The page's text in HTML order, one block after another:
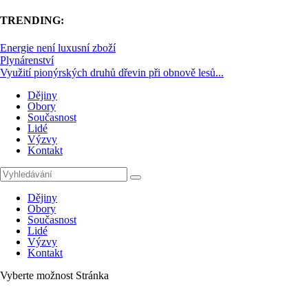
TRENDING:
Energie není luxusní zboží
Plynárenství
Využití pionýrských druhů dřevin při obnově lesů...
Dějiny
Obory
Současnost
Lidé
Výzvy
Kontakt
Dějiny
Obory
Současnost
Lidé
Výzvy
Kontakt
Vyberte možnost Stránka